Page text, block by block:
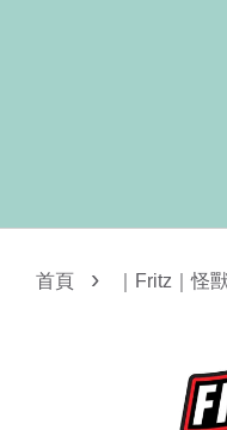
首頁 › ｜Fritz｜怪